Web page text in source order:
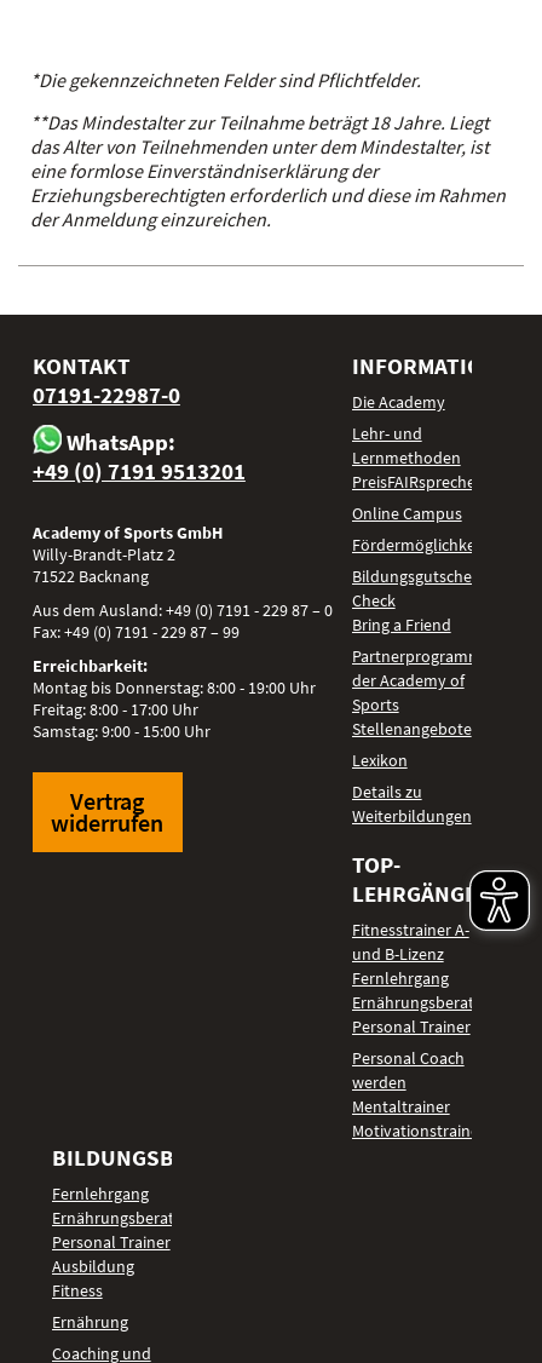
*Die gekennzeichneten Felder sind Pflichtfelder.
**Das Mindestalter zur Teilnahme beträgt 18 Jahre. Liegt
das Alter von Teilnehmenden unter dem Mindestalter, ist
eine formlose Einverständniserklärung der
Erziehungsberechtigten erforderlich und diese im Rahmen
der Anmeldung einzureichen.
KONTAKT
07191-22987-0
WhatsApp:
+49 (0) 7191 9513201
Academy of Sports GmbH
Willy-Brandt-Platz 2
71522 Backnang
Aus dem Ausland:+49 (0) 7191 - 229 87 – 0
Fax:+49 (0) 7191 - 229 87 – 99
Erreichbarkeit:
Montag bis Donnerstag: 8:00 - 19:00 Uhr
Freitag: 8:00 - 17:00 Uhr
Samstag: 9:00 - 15:00 Uhr
Vertrag
widerrufen
INFORMATIONEN
Die Academy
Lehr- und
Lernmethoden
PreisFAIRsprechen
Online Campus
Fördermöglichkeiten
Bildungsgutschein
Check
Bring a Friend
Partnerprogramm
der Academy of
Sports
Stellenangebote
Lexikon
Details zu
Weiterbildungen
TOP-
LEHRGÄNGE
Fitnesstrainer A-
und B-Lizenz
Fernlehrgang
Ernährungsberater
Personal Trainer
Personal Coach
werden
Mentaltrainer
Motivationstrainer
BILDUNGSBEREICHE
Fernlehrgang
Ernährungsberater
Personal Trainer
Ausbildung
Fitness
Ernährung
Coaching und